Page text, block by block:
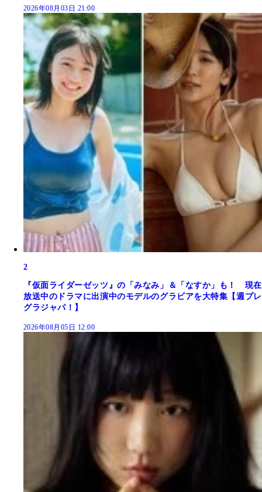
2026年08月03日 21:00
2
『仮面ライダーゼッツ』の「みなみ」＆「なすか」も！ 現在
放送中のドラマに出演中のモデルのグラビアを大特集【週プレ
グラジャパ！】
2026年08月05日 12:00